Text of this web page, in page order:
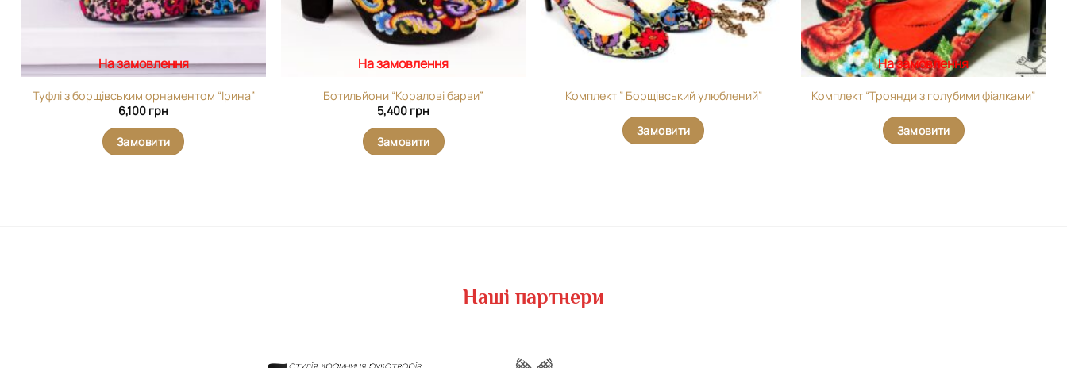
На замовлення
Туфлі з борщівським орнаментом “Ірина”
6,100 грн
Замовити
На замовлення
Ботильйони “Коралові барви”
5,400 грн
Замовити
Комплект ” Борщівський улюблений”
Замовити
На замовлення
Комплект “Троянди з голубими фіалками”
Замовити
Наші партнери